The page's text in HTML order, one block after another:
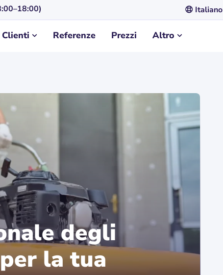
Italiano
Clienti Referenze Prezzi Altro
degli
la tua